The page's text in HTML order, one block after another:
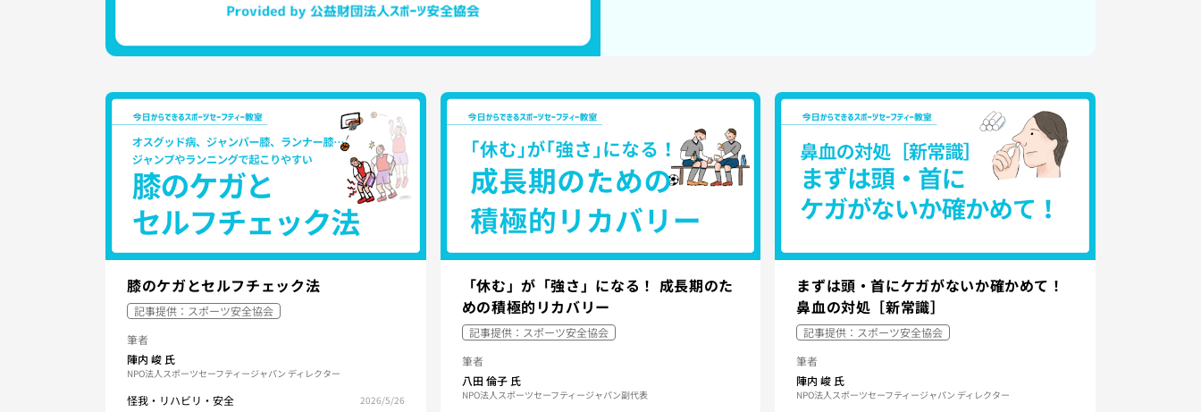
膝のケガとセルフチェック法
記事提供：スポーツ安全協会
筆者
陣内 峻 氏
NPO法人スポーツセーフティージャパン ディレクター
怪我・リハビリ・安全 2026/5/26
「休む」が「強さ」になる！ 成長期のた
めの積極的リカバリー
記事提供：スポーツ安全協会
筆者
八田 倫子氏
NPO法人スポーツセーフティージャパン副代表
まずは頭・首にケガがないか確かめて！
鼻血の対処［新常識］
記事提供：スポーツ安全協会
筆者
陣内 峻 氏
NPO法人スポーツセーフティージャパン ディレクター